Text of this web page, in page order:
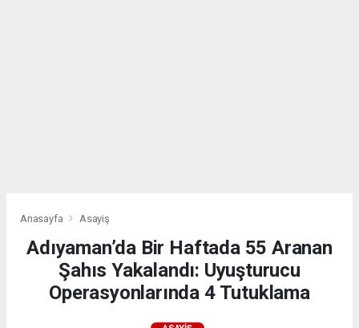
Anasayfa Asayiş
Adıyaman’da Bir Haftada 55 Aranan
Şahıs Yakalandı: Uyuşturucu
Operasyonlarında 4 Tutuklama